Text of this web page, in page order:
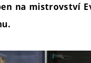
na mistrovství